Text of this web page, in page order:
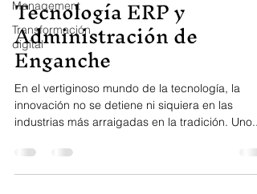
Management
Transformación
digital
Tecnología ERP y
Administración de
Enganche
En el vertiginoso mundo de la tecnología, la
innovación no se detiene ni siquiera en las
industrias más arraigadas en la tradición. Uno...